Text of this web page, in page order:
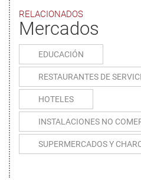
RELACIONADOS
Mercados
EDUCACIÓN
RESTAURANTES DE
HOTELES
INSTALACIONES NO
SUPERMERCADOS Y